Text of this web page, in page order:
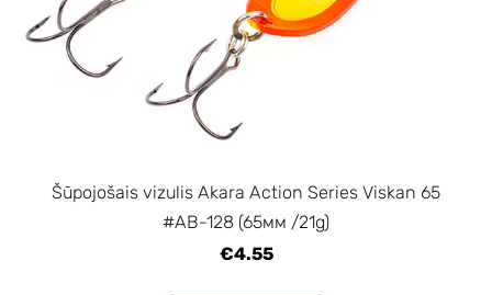
Šūpojošais vizulis Akara Action Series Viskan 65
#AB-128 (65мм /21g)
€4.55